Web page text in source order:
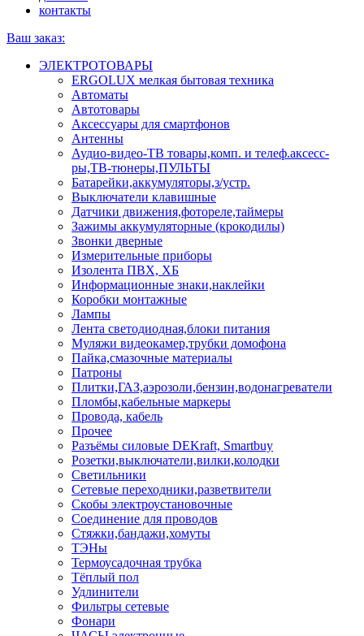
контакты
Ваш заказ:
ЭЛЕКТРОТОВАРЫ
ERGOLUX мелкая бытовая техника
Автоматы
Автотовары
Аксессуары для смартфонов
Антенны
Аудио-видео-ТВ товары,комп. и телеф.аксесс-
ры,ТВ-тюнеры,ПУЛЬТЫ
Батарейки,аккумуляторы,з/устр.
Выключатели клавишные
Датчики движения,фотореле,таймеры
Зажимы аккумуляторные (крокодилы)
Звонки дверные
Измерительные приборы
Изолента ПВХ, ХБ
Информационные знаки,наклейки
Коробки монтажные
Лампы
Лента светодиодная,блоки питания
Муляжи видеокамер,трубки домофона
Пайка,смазочные материалы
Патроны
Плитки,ГАЗ,аэрозоли,бензин,водонагреватели
Пломбы,кабельные маркеры
Провода, кабель
Прочее
Разъёмы силовые DEKraft, Smartbuy
Розетки,выключатели,вилки,колодки
Светильники
Сетевые переходники,разветвители
Скобы электроустановочные
Соединение для проводов
Стяжки,бандажи,хомуты
ТЭНы
Термоусадочная трубка
Тёплый пол
Удлинители
Фильтры сетевые
Фонари